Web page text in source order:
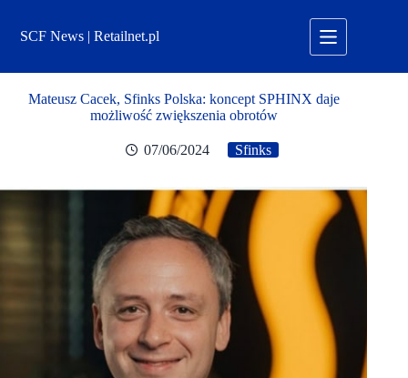
treściSCF News | Retailnet.pl
Mateusz Cacek, Sfinks Polska: koncept SPHINX daje
możliwość zwiększenia obrotów
07/06/2024 Sfinks